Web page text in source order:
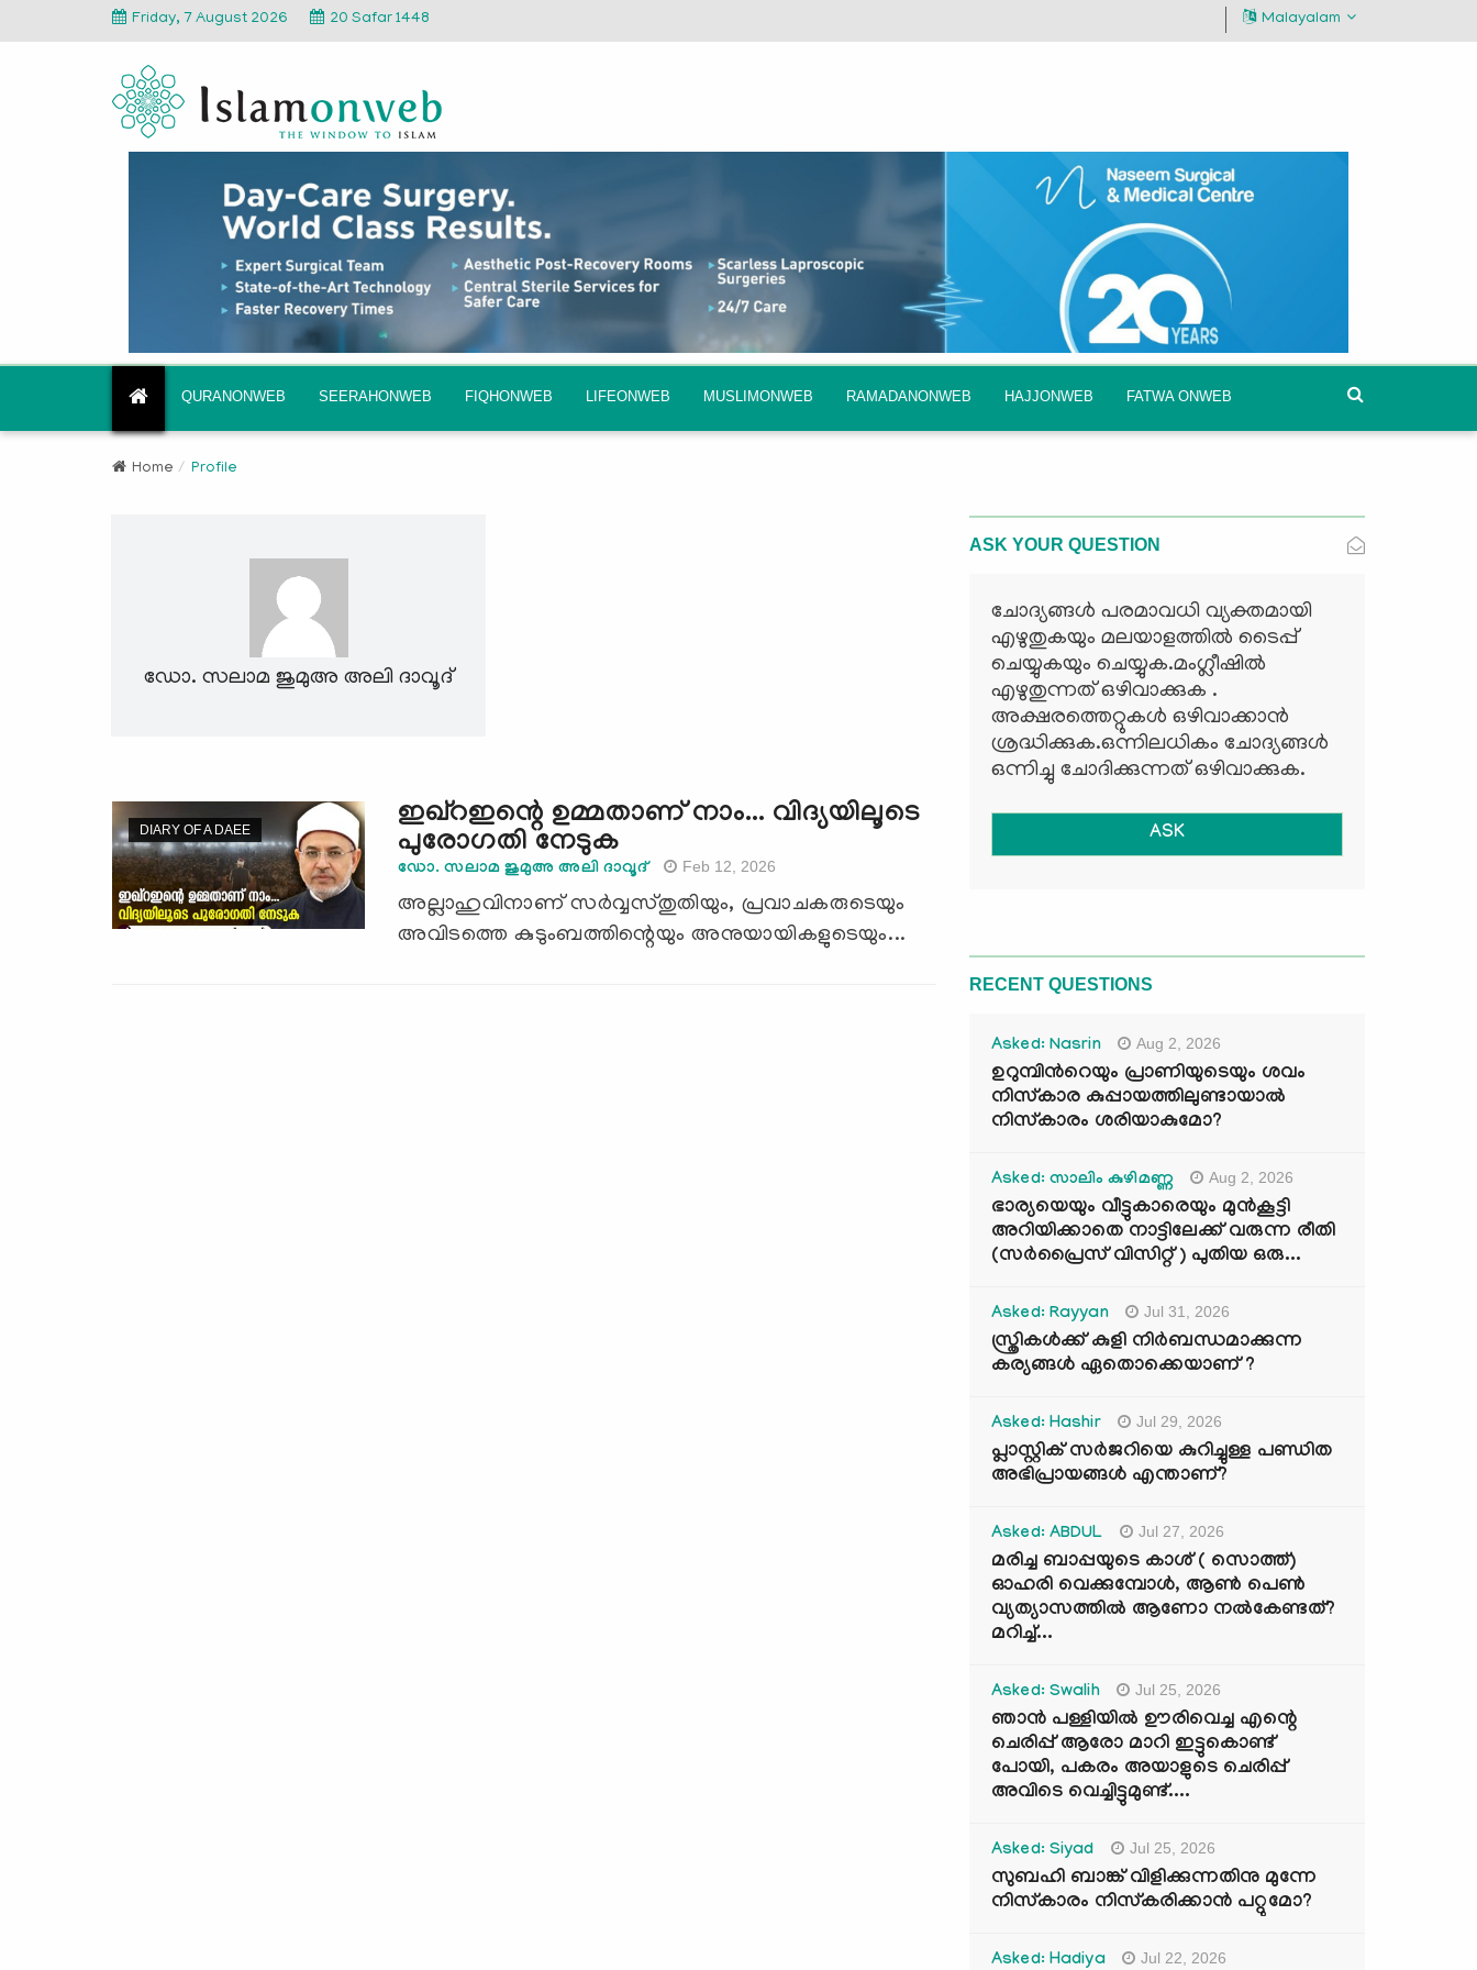
Friday, 7 August 2026 20 Safar 1448 Malayalam
QURANONWEB SEERAHONWEB FIQHONWEB LIFEONWEB MUSLIMONWEB RAMADANONWEB HAJJONWEB FATWA ONWEB
Home Profile
ഡോ. സലാമ ജുമുഅ അലി ദാവൂദ്
DIARY OF A DAEE
ഇഖ്റഇന്റെ ഉമ്മതാണ് നാം... വിദ്യയിലൂടെ
പുരോഗതി നേടുക
ഡോ. സലാമ ജുമുഅ അലി ദാവൂദ് Feb 12, 2026
അല്ലാഹുവിനാണ് സര്‍വ്വസ്തുതിയും, പ്രവാചകരുടെയും
അവിടത്തെ കുടുംബത്തിന്റെയും അനുയായികളുടെയും...
ASK YOUR QUESTION
ചോദ്യങ്ങള്‍ പരമാവധി വ്യക്തമായി
എഴുതുകയും മലയാളത്തില്‍ ടൈപ്പ്
ചെയ്യുകയും ചെയ്യുക.മംഗ്ലീഷില്‍
എഴുതുന്നത് ഒഴിവാക്കുക .
അക്ഷരത്തെറ്റുകള്‍ ഒഴിവാക്കാന്‍
ശ്രദ്ധിക്കുക.ഒന്നിലധികം ചോദ്യങ്ങള്‍
ഒന്നിച്ചു ചോദിക്കുന്നത് ഒഴിവാക്കുക.
ASK
RECENT QUESTIONS
Asked: Nasrin Aug 2, 2026
ഉറുമ്പിന്‍റെയും പ്രാണിയുടെയും ശവം
നിസ്കാര കുപ്പായത്തിലുണ്ടായാൽ
നിസ്കാരം ശരിയാകുമോ?
Asked: സാലിം കുഴിമണ്ണ Aug 2, 2026
ഭാര്യയെയും വീട്ടുകാരെയും മുൻകൂട്ടി
അറിയിക്കാതെ നാട്ടിലേക്ക് വരുന്ന രീതി
(സർപ്രൈസ് വിസിറ്റ് ) പുതിയ ഒരു...
Asked: Rayyan Jul 31, 2026
സ്ത്രികൾക്ക് കുളി നിർബന്ധമാക്കുന്ന
കര്യങ്ങൾ ഏതൊക്കെയാണ് ?
Asked: Hashir Jul 29, 2026
പ്ലാസ്റ്റിക് സർജറിയെ കുറിച്ചുള്ള പണ്ഡിത
അഭിപ്രായങ്ങൾ എന്താണ്?
Asked: ABDUL Jul 27, 2026
മരിച്ച ബാപ്പയുടെ കാശ് ( സൊത്ത്)
ഓഹരി വെക്കുമ്പോൾ, ആണ്‍ പെണ്‍
വ്യത്യാസത്തില്‍ ആണോ നല്‍കേണ്ടത്?
മറിച്ച്...
Asked: Swalih Jul 25, 2026
ഞാൻ പള്ളിയിൽ ഊരിവെച്ച എന്റെ
ചെരിപ്പ് ആരോ മാറി ഇട്ടുകൊണ്ട്
പോയി, പകരം അയാളുടെ ചെരിപ്പ്
അവിടെ വെച്ചിട്ടുമുണ്ട്....
Asked: Siyad Jul 25, 2026
സുബഹി ബാങ്ക് വിളിക്കുന്നതിനു മുന്നേ
നിസ്കാരം നിസ്കരിക്കാൻ പറ്റുമോ?
Asked: Hadiya Jul 22, 2026